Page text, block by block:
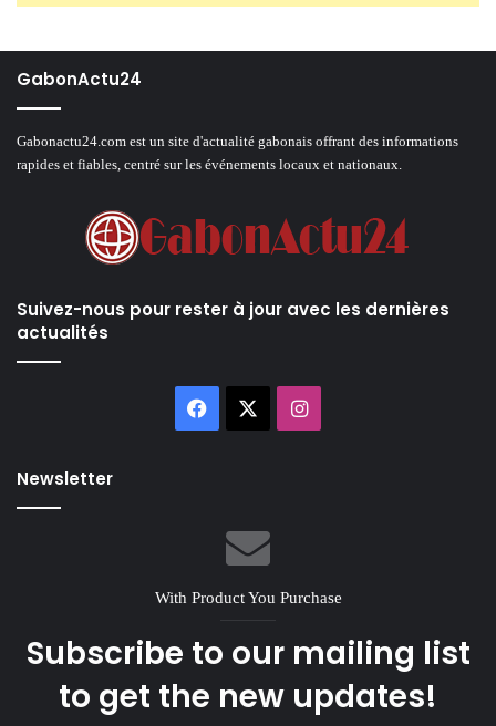
GabonActu24
Gabonactu24.com est un site d'actualité gabonais offrant des informations
rapides et fiables, centré sur les événements locaux et nationaux.
Suivez-nous pour rester à jour avec les dernières
actualités
Facebook Instagram
Newsletter
With Product You Purchase
Subscribe to our mailing list
to get the new updates!